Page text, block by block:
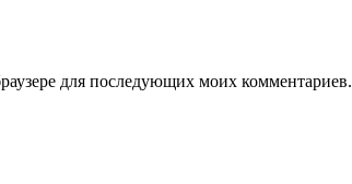
для последующих моих комментариев.